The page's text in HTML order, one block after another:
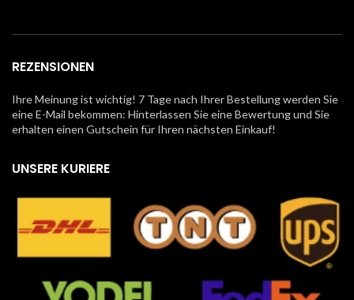
REZENSIONEN
Ihre Meinung ist wichtig! 7 Tage nach Ihrer Bestellung werden Sie
eine E-Mail bekommen: Hinterlassen Sie eine Bewertung und Sie
erhalten einen Gutschein für Ihren nächsten Einkauf!
UNSERE KURIERE